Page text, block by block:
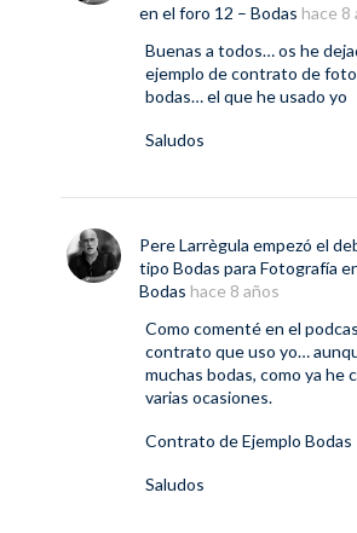
en el foro 12 – Bodas hace 8
Buenas a todos… os he
ejemplo de contrato de
bodas… el que he usado yo
Saludos
Pere Larrègula empezó el
tipo Bodas para Fotografía
Bodas hace 8 años
Como comenté en el
contrato que uso yo…
muchas bodas, como ya he
varias ocasiones.
Contrato de Ejemplo Bodas
Saludos